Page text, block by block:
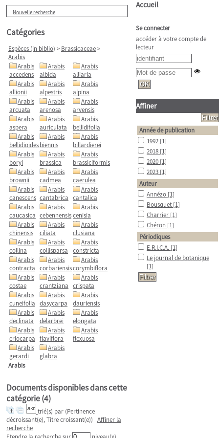
Nouvelle recherche
Catégories
Espèces (in biblio) > Brassicaceae>
Arabis
Arabis
accedens
Arabis
albida
Arabis
alliaria
Arabis
allionii
Arabis
alpestris
Arabis
alpina
Arabis
arcuata
Arabis
arenosa
Arabis
arvensis
Arabis
aspera
Arabis
auriculata
Arabis
bellidifolia
Arabis
bellidioides
Arabis
biennis
Arabis
billardierei
Arabis
boryi
Arabis
brassica
Arabis
brassiciformis
Arabis
brownii
Arabis
cadmea
Arabis
caerulea
Arabis
canescens
Arabis
cantabrica
Arabis
cantalica
Arabis
caucasica
Arabis
cebennensis
Arabis
cenisia
Arabis
chinensis
Arabis
ciliata
Arabis
clusiana
Arabis
collina
Arabis
collisparsa
Arabis
constricta
Arabis
contracta
Arabis
corbariensis
Arabis
corymbiflora
Arabis
costae
Arabis
crantziana
Arabis
crispata
Arabis
cuneifolia
Arabis
dasycarpa
Arabis
dauriensis
Arabis
declinata
Arabis
delarbrei
Arabis
elongata
Arabis
eriocarpa
Arabis
flaviflora
Arabis
flexuosa
Arabis
gerardi
Arabis
glabra
Arabis
Documents disponibles dans cette
catégorie (4)
trié(s) par (Pertinence
décroissant(e), Titre croissant(e)) Affiner la
recherche
Accueil
Se connecter
accéder à votre compte de
lecteur
Affiner
Année de publication
1992 [1]
2018 [1]
2020 [1]
2023 [1]
Auteur
Annézo [1]
Bousquet [1]
Charrier [1]
Chéron [1]
Périodiques
E.R.I.C.A. [1]
Le journal de botanique
[1]